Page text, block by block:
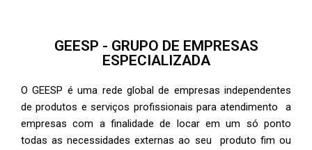
GEESP - GRUPO DE EMPRESAS
ESPECIALIZADA
O GEESP é uma rede global de empresas independentes
de produtos e serviços profissionais para atendimento a
empresas com a finalidade de locar em um só ponto
todas as necessidades externas ao seu produto fim ou